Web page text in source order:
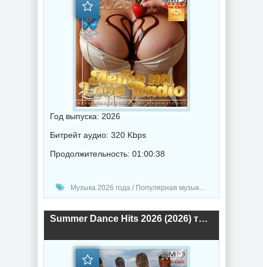
Год выпуска: 2026
Битрейт аудио: 320 Kbps
Продолжительность: 01:00:38
Музыка 2026 года / Популярная музыка / Поп музыка / Танцевальная музыка / Радио-Хиты / Радио-сборники / Сборник музыка
Summer Dance Hits 2026 (2026) торрент